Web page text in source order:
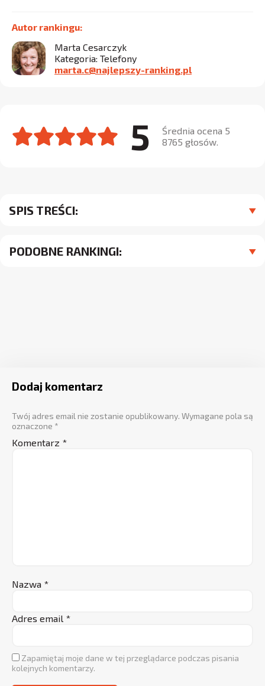
SPIS TREŚCI:
PODOBNE RANKINGI:
Autor rankingu:
Marta Cesarczyk
Kategoria: Telefony
marta.c@najlepszy-ranking.pl
5
Średnia ocena 5
8765 głosów.
Dodaj komentarz
Twój adres email nie zostanie opublikowany. Wymagane pola są
oznaczone *
Komentarz *
Nazwa *
Adres email *
Zapamiętaj moje dane w tej przeglądarce podczas pisania
kolejnych komentarzy.